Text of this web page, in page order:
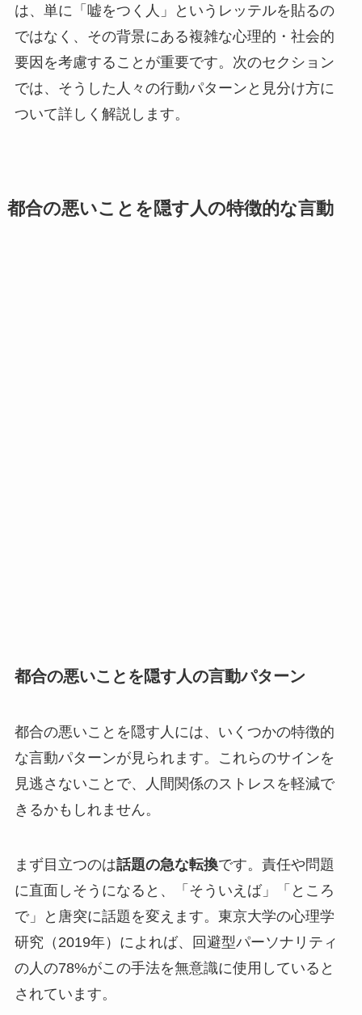
は、単に「嘘をつく人」というレッテルを貼るの
ではなく、その背景にある複雑な心理的・社会的
要因を考慮することが重要です。次のセクション
では、そうした人々の行動パターンと見分け方に
ついて詳しく解説します。
都合の悪いことを隠す人の特徴的な言動
都合の悪いことを隠す人の言動パターン
都合の悪いことを隠す人には、いくつかの特徴的
な言動パターンが見られます。これらのサインを
見逃さないことで、人間関係のストレスを軽減で
きるかもしれません。
まず目立つのは話題の急な転換です。責任や問題
に直面しそうになると、「そういえば」「ところ
で」と唐突に話題を変えます。東京大学の心理学
研究（2019年）によれば、回避型パーソナリティ
の人の78%がこの手法を無意識に使用していると
されています。